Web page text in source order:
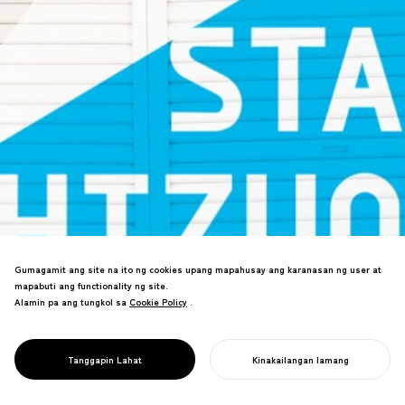
ON STAGE
SHIZUOKA
sa internasyonal na destinasyon ng
performing arts.
SIMULAN ANG INYONG PROYEKTO
Gumagamit ang site na ito ng cookies upang mapahusay ang karanasan ng user at
mapabuti ang functionality ng site.
Alamin pa ang tungkol sa Cookie Policy
Cookie Policy .
Tanggapin Lahat Kinakailangan lamang